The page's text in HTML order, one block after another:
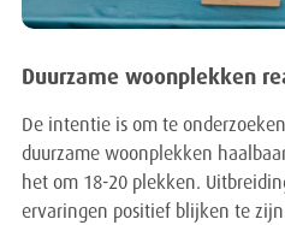
Duurzame woonplekken
De intentie is om te
duurzame woonplekken
het om 18-20 plekken.
ervaringen positief blijken te